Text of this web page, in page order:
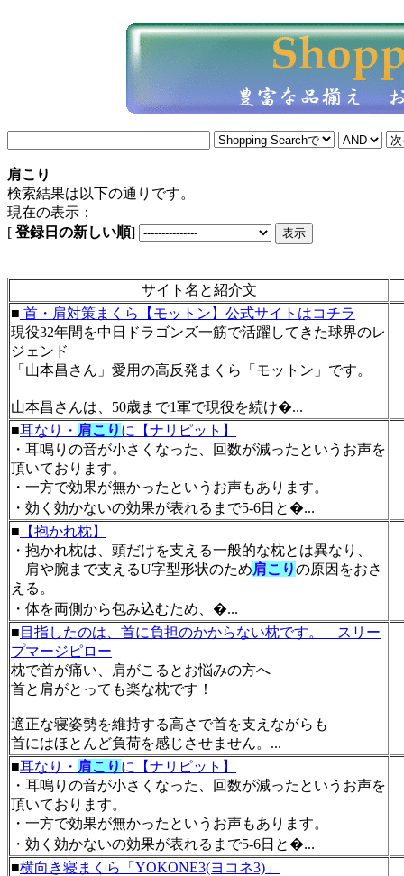
肩こり
検索結果は以下の通りです。
現在の表示：
[ 登録日の新しい順]
サイト名と紹介文
■ 首・肩対策まくら【モットン】公式サイトはコチラ
現役32年間を中日ドラゴンズ一筋で活躍してきた球界のレ
ジェンド
「山本昌さん」愛用の高反発まくら「モットン」です。
山本昌さんは、50歳まで1軍で現役を続け�...
■耳なり・ 肩こり に【ナリピット】
・耳鳴りの音が小さくなった、回数が減ったというお声を
頂いております。
・一方で効果が無かったというお声もあります。
・効く効かないの効果が表れるまで5-6日と�...
■ 【抱かれ枕】
・抱かれ枕は、頭だけを支える一般的な枕とは異なり、
肩や腕まで支えるU字型形状のため肩こりの原因をおさ
える。
・体を両側から包み込むため、�...
■ 目指したのは、首に負担のかからない枕です。 スリー
プマージピロー
枕で首が痛い、肩がこるとお悩みの方へ
首と肩がとっても楽な枕です！
適正な寝姿勢を維持する高さで首を支えながらも
首にはほとんど負荷を感じさせません。...
■耳なり・ 肩こり に【ナリピット】
・耳鳴りの音が小さくなった、回数が減ったというお声を
頂いております。
・一方で効果が無かったというお声もあります。
・効く効かないの効果が表れるまで5-6日と�...
■横向き寝まくら「YOKONE3(ヨコネ3)」